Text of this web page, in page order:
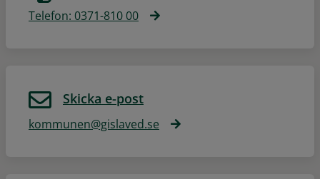
Telefon: 0371-810 00
Skicka e-post
kommunen@gislaved.se